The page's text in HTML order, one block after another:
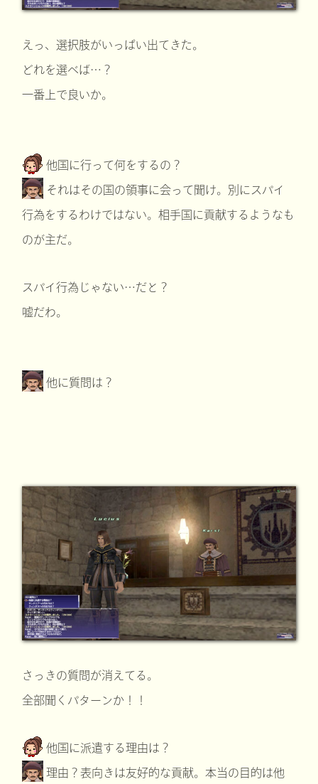
えっ、選択肢がいっぱい出てきた。
どれを選べば…？
一番上で良いか。
他国に行って何をするの？
それはその国の領事に会って聞け。別にスパイ
行為をするわけではない。相手国に貢献するようなも
のが主だ。
スパイ行為じゃない…だと？
嘘だわ。
他に質問は？
さっきの質問が消えてる。
全部聞くパターンか！！
他国に派遣する理由は？
理由？表向きは友好的な貢献。本当の目的は他